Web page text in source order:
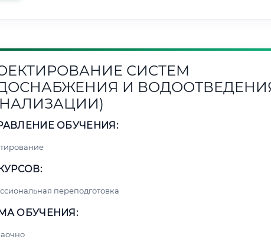
СИСТЕМ
И
ОБУЧЕНИЯ:
переподготовка
ОБУЧЕНИЯ: